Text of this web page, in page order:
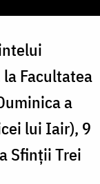
la Facultatea
a
lui Iair), 9
Sfinții Trei